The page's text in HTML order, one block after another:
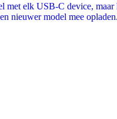
elk USB‑C device,
nieuwer model mee opladen.